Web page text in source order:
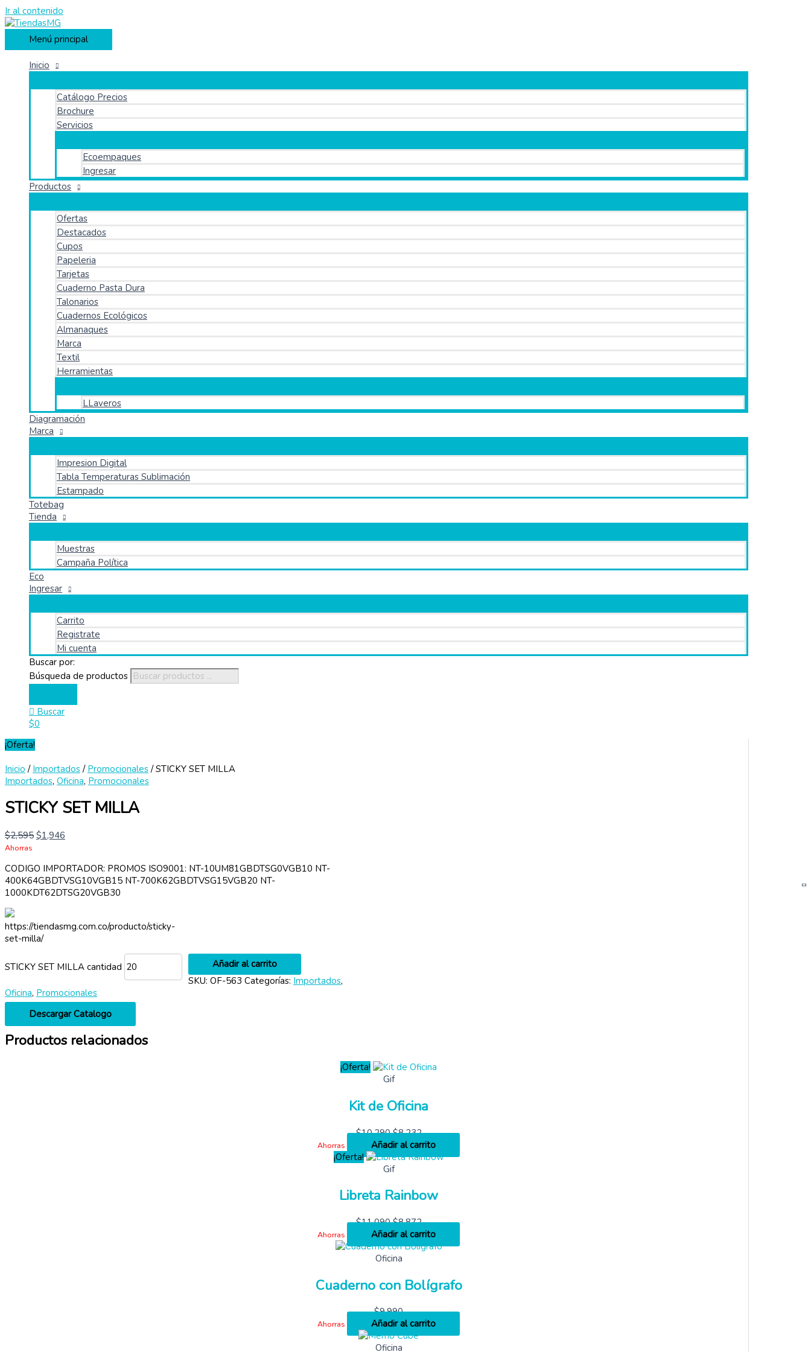
Ir al contenido
Menú principal
Inicio
Catálogo Precios
Brochure
Servicios
Ecoempaques
Ingresar
Productos
Ofertas
Destacados
Cupos
Papeleria
Tarjetas
Cuaderno Pasta Dura
Talonarios
Cuadernos Ecológicos
Almanaques
Marca
Textil
Herramientas
LLaveros
Diagramación
Marca
Impresion Digital
Tabla Temperaturas Sublimación
Estampado
Totebag
Tienda
Muestras
Campaña Política
Eco
Ingresar
Carrito
Registrate
Mi cuenta
Buscar por:
Búsqueda de productos
Buscar
$0
¡Oferta!
Inicio / Importados/ Promocionales/ STICKY SET MILLA
Importados, Oficina, Promocionales
STICKY SET MILLA
$2,595 $1,946
Ahorras
CODIGO IMPORTADOR: PROMOS ISO9001: NT-10UM81GBDTSG0VGB10 NT-
400K64GBDTVSG10VGB15 NT-700K62GBDTVSG15VGB20 NT-
1000KDT62DTSG20VGB30
https://tiendasmg.com.co/producto/sticky-
set-milla/
STICKY SET MILLA cantidad
Añadir al carrito
SKU: OF-563 Categorías: Importados,
Oficina, Promocionales
Descargar Catalogo
Productos relacionados
¡Oferta!
Gif
Kit de Oficina
$10,290 $8,232
Ahorras
Añadir al carrito
¡Oferta!
Gif
Libreta Rainbow
$11,090 $8,872
Ahorras
Añadir al carrito
Oficina
Cuaderno con Bolígrafo
$9,990
Ahorras
Añadir al carrito
Oficina